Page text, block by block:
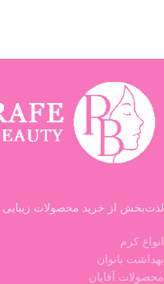
لذت‌بخش از خرید محصولات زیبایی
انواع کرم
بهداشت بانوان
محصولات آقایان